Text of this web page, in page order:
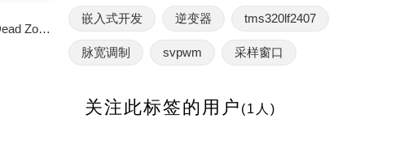
电力电子设备和电机控制的应用中，PWM死区(Dead Zone)的作用和意义
嵌入式开发 逆变器 tms320lf2407
脉宽调制 svpwm 采样窗口
关注此标签的用户 (1人)